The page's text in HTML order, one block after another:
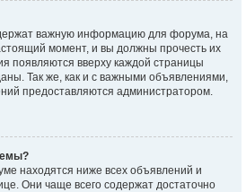
важную информацию для форума, на
момент, и вы должны прочесть их
появляются вверху каждой страницы
Так же, как и с важными объявлениями,
предоставляются администратором.
находятся ниже всех объявлений и
Они чаще всего содержат достаточно